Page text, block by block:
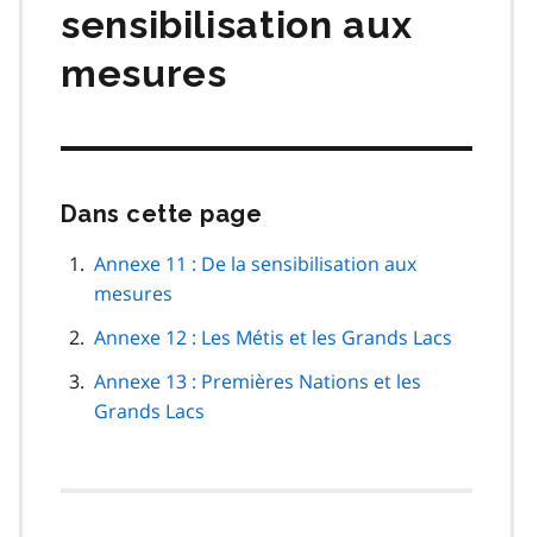
sensibilisation aux
mesures
Dans cette page
navigation
Annexe 11 : De la sensibilisation aux
mesures
Annexe 12 : Les Métis et les Grands Lacs
Annexe 13 : Premières Nations et les
Grands Lacs